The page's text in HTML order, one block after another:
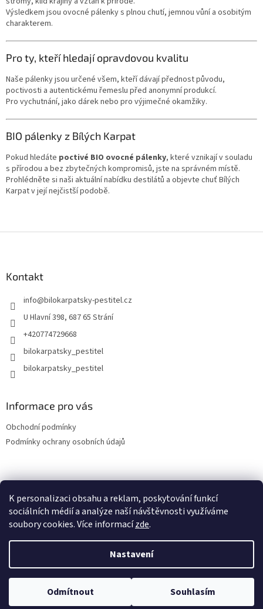
K personalizaci obsahu a reklam, poskytování funkcí
sociálních médií a analýze naší návštěvnosti využíváme
soubory cookies. Více informacízde.
Nastavení
Odmítnout Souhlasím
Výsledkem jsou ovocné pálenky s plnou chutí, jemnou vůní a osobitým
charakterem.
Pro ty, kteří hledají opravdovou kvalitu
Naše pálenky jsou určené všem, kteří dávají přednost původu,
poctivosti a autentickému řemeslu před anonymní produkcí.
Pro vychutnání, jako dárek nebo pro výjimečné okamžiky.
BIO pálenky z Bílých Karpat
Pokud hledáte poctivé BIO ovocné pálenky, které vznikají v souladu
s přírodou a bez zbytečných kompromisů, jste na správném místě.
Prohlédněte si naši aktuální nabídku destilátů a objevte chuť Bílých
Karpat v její nejčistší podobě.
Kontakt
info@bilokarpatsky-pestitel.cz
U Hlavní 398, 687 65 Strání
+420774729668
bilokarpatsky_pestitel
Informace pro vás
Obchodní podmínky
Podmínky ochrany osobních údajů
Copyright 2026bilokarpatsky-pestitel.cz. Všechna práva
vyhrazena.
Upravit nastavení cookies